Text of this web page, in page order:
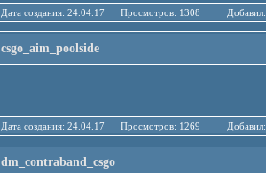
Дата создания: 24.04.17 Просмотров: 1308 Добавил:
csgo_aim_poolside
Дата создания: 24.04.17 Просмотров: 1269 Добавил:
dm_contraband_csgo